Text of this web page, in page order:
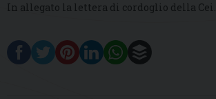
In allegato la lettera di cordoglio della Cei.